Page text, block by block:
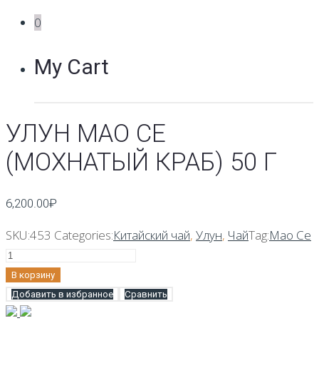
0
My Cart
УЛУН МАО СЕ
(МОХНАТЫЙ КРАБ) 50 Г
6,200.00₽
SKU:453 Categories:Китайский чай, Улун, ЧайTag:Мао Се
Количество
Улун
Мао
Се
В корзину
Добавить в избранное
Сравнить